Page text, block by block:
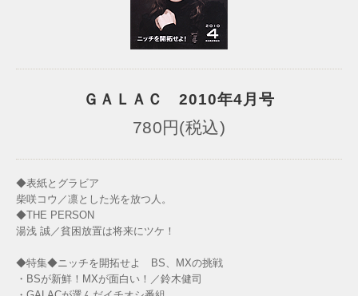
ＧＡＬＡＣ 2010年4月号
780円(税込)
◆表紙とグラビア
柴咲コウ／凛とした光を放つ人。
◆THE PERSON
湯浅 誠／貧困放置は将来にツケ！
◆特集◆ニッチを開拓せよ BS、MXの挑戦
・BSが新鮮！MXが面白い！／鈴木健司